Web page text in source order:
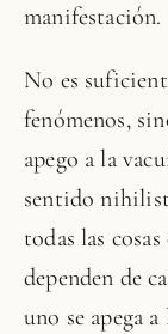
manifestación.
No es
fenómenos,
apego a la
sentido
todas las
dependen de
uno se apega